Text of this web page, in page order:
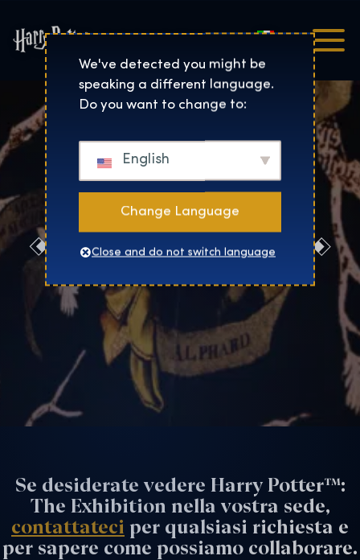
Harry Potter™: The
Italiano
Prenotaci
Se desiderate vedere Harry Potter™:
The Exhibition nella vostra sede,
contattateci per qualsiasi richiesta e
per sapere come possiamo collaborare.
We've detected you might be
speaking a different language.
Do you want to change to:
English
Change Language
Close and do not switch language